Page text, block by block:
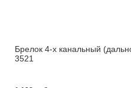
Брелок 4-х канальный
3521